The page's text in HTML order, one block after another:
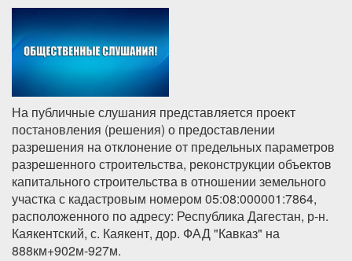
На публичные слушания представляется проект
постановления (решения) о предоставлении
разрешения на отклонение от предельных параметров
разрешенного строительства, реконструкции объектов
капитального строительства в отношении земельного
участка с кадастровым номером 05:08:000001:7864,
расположенного по адресу: Республика Дагестан, р-н.
Каякентский, с. Каякент, дор. ФАД "Кавказ" на
888км+902м-927м.